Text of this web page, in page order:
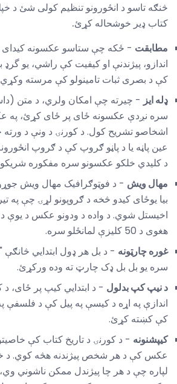
څنګه تاسو د انځورونو تنظیم کولی شئ د
کتاب ډیر خوشحاله کړئ.
مطابقت - ځکه چې ستاسو عکسونه کیدای
اندازو، پیژندنې او کیفیت کې راشي، یو گرډ
کې د بصری ثبات تامینولو کې مرسته
ډله ایز - چیرته چې امکان ولري، د متن
سره نږدې عکسونه ځای پر ځای کړئ،
اشخاصو تشریح کول. د کورنۍ د ونې د ورته
عین پاڼه یا د پاڼو ګروپ کې د ګروپ
د کلیدي خلکو عکسونو سره مفکوره
مهال ویش - د فوټوګرافیک مهال ویش
بیا یوځای کیدو څخه د ګروپونو لړۍ چې په
اخیستل شوي. د واده د ودونو عکس د یوې
هغوی د 50 کلیزې لمانځلو سره.
غوره چارټونه - د بل هر ډول ابتدايي
سره یو بل بل ډک چارټ ته وده ورکړئ.
د نیپ کپ بدلول - د ابتدايي کیپ پر ځای،
اندازې په اړه د کیسې په پیل کې د
کې کښته کړئ.
کیپشنونه - د کورنۍ د تاریخ کتاب کې
عکس کې د هر شخص پیژندنه هڅه کوي. د
لپاره چې د هر چا پیژندل ممکن ناشوني